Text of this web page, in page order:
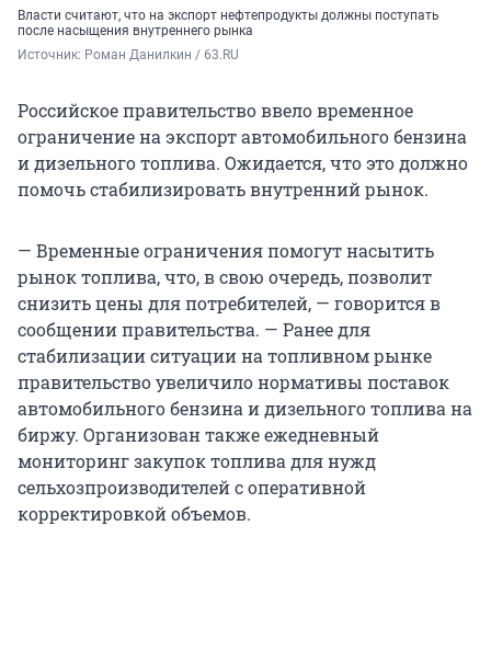
Власти считают, что на экспорт нефтепродукты должны поступать
после насыщения внутреннего рынка
Источник: Роман Данилкин / 63.RU
Российское правительство ввело временное
ограничение на экспорт автомобильного бензина
и дизельного топлива. Ожидается, что это должно
помочь стабилизировать внутренний рынок.
— Временные ограничения помогут насытить
рынок топлива, что, в свою очередь, позволит
снизить цены для потребителей, — говорится в
сообщении правительства. — Ранее для
стабилизации ситуации на топливном рынке
правительство увеличило нормативы поставок
автомобильного бензина и дизельного топлива на
биржу. Организован также ежедневный
мониторинг закупок топлива для нужд
сельхозпроизводителей с оперативной
корректировкой объемов.